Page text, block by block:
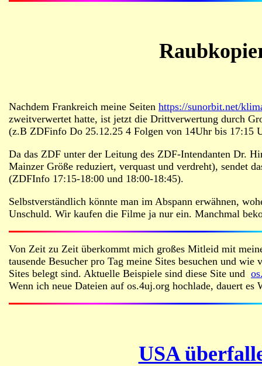
Nachdem Frankreich meine Seiten https://sunorbit.net/
zweitverwertet hatte, ist jetzt die Drittverwertung durch
(z.B ZDFinfo Do 25.12.25 4 Folgen von 14Uhr bis 17:15
Da das ZDF unter der Leitung des ZDF-Intendanten Dr.
Mainzer Größe reduziert, verquast und verdreht), sendet
(ZDFInfo 17:15-18:00 und 18:00-18:45).
Selbstverständlich könnte man im Abspann erwähnen,
Unschuld. Wir kaufen die Filme ja nur ein. Manchmal
Von Zeit zu Zeit überkommt mich großes Mitleid mit
tausende Besucher pro Tag meine Sites besuchen und
Sites belegt sind. Aktuelle Beispiele sind diese Site und
Wenn ich neue Dateien auf os.4uj.org hochlade, dauert
USA